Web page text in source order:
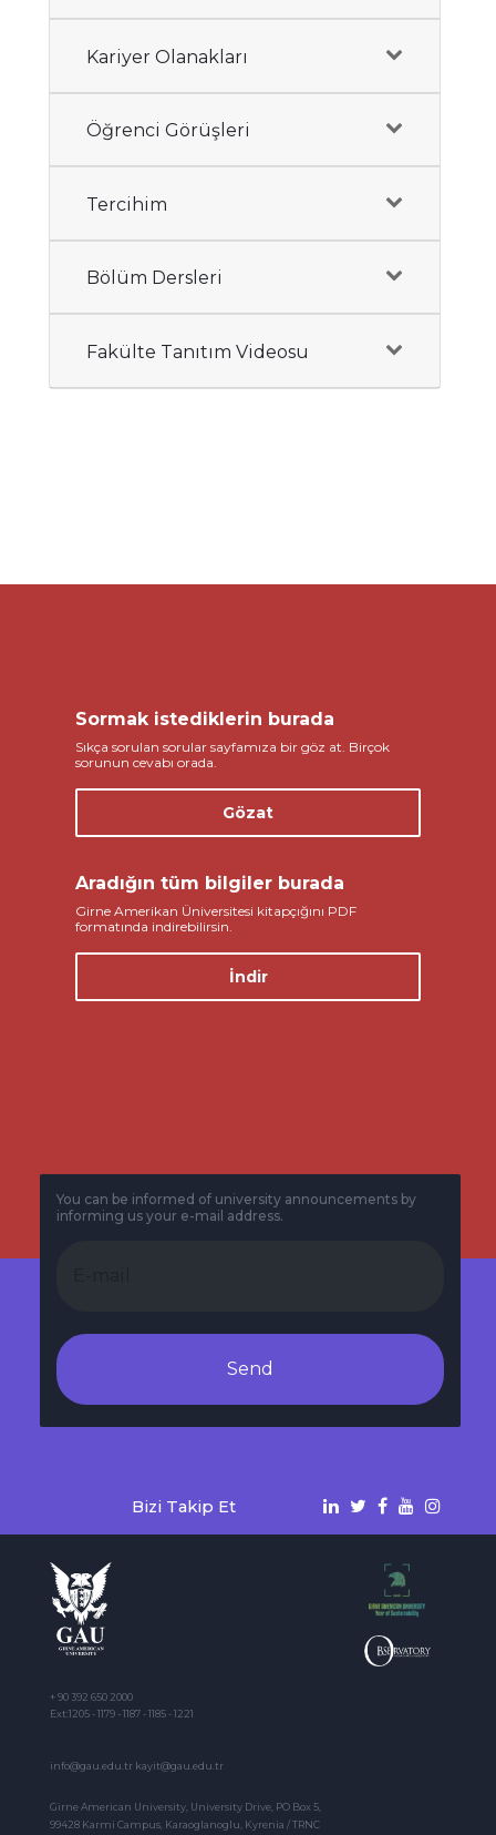
Kariyer Olanakları
Öğrenci Görüşleri
Tercihim
Bölüm Dersleri
Fakülte Tanıtım Videosu
Sormak istediklerin burada
Sıkça sorulan sorular sayfamıza bir göz at. Birçok
sorunun cevabı orada.
Gözat
Aradığın tüm bilgiler burada
Girne Amerikan Üniversitesi kitapçığını PDF
formatında indirebilirsin.
İndir
You can be informed of university announcements by
informing us your e-mail address.
Send
Bizi Takip Et
+ 90 392 650 2000
Ext:1205 - 1179 - 1187 - 1185 - 1221
info@gau.edu.tr kayit@gau.edu.tr
Girne American University, University Drive, PO Box 5,
99428 Karmi Campus, Karaoglanoglu, Kyrenia / TRNC